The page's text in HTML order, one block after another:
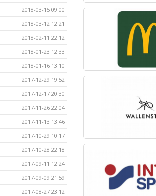
2018-03-15 09:00
2018-03-12 12:21
2018-02-11 22:12
2018-01-23 12:33
2018-01-16 13:10
2017-12-29 19:52
2017-12-17 20:30
2017-11-26 22:04
2017-11-13 13:46
2017-10-29 10:17
2017-10-28 22:18
2017-09-11 12:24
2017-09-09 21:59
2017-08-27 23:12